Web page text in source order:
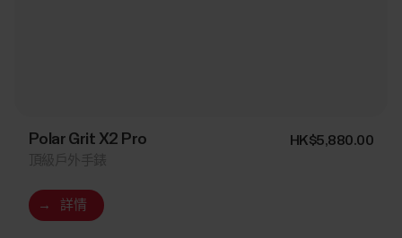
Polar Grit X2 Pro HK$5,880.00
→ 詳情